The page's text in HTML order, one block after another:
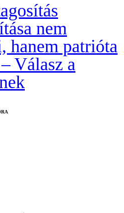
nem
hanem patrióta
Válasz a